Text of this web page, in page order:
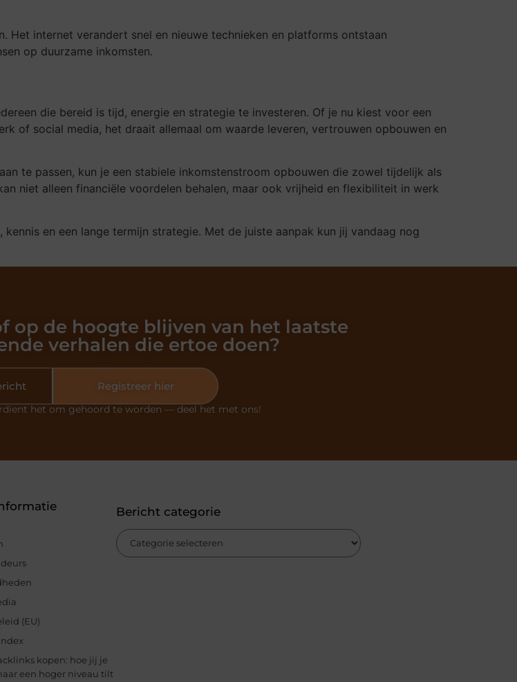
internet verandert snel en nieuwe technieken en platforms ontstaan
op duurzame inkomsten.
die bereid is tijd, energie en strategie te investeren. Of je nu kiest voor een
of social media, het draait allemaal om waarde leveren, vertrouwen opbouwen en
te passen, kun je een stabiele inkomstenstroom opbouwen die zowel tijdelijk als
niet alleen financiële voordelen behalen, maar ook vrijheid en flexibiliteit in werk
en een lange termijn strategie. Met de juiste aanpak kun jij vandaag nog
op de hoogte blijven van het laatste
verhalen die ertoe doen?
Registreer hier
het om gehoord te worden — deel het met ons!
(EU)
kopen: hoe jij je
een hoger niveau tilt
Bericht categorie